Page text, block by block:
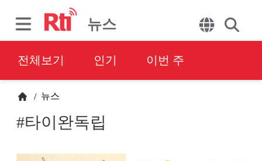
뉴스
전체보기 인기 이번 주
/ 뉴스
#타이완독립